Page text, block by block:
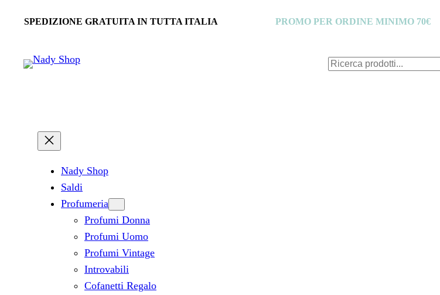
SPEDIZIONE GRATUITA IN TUTTA ITALIA PROMO PER ORDINE MINIMO 70€
C
Nady Shop
Saldi
Profumeria
Profumi Donna
Profumi Uomo
Profumi Vintage
Introvabili
Cofanetti Regalo